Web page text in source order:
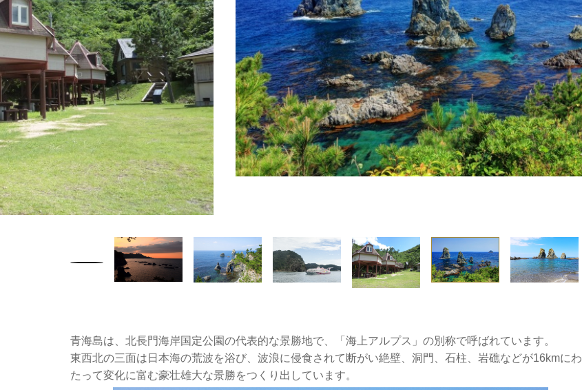
青海島は、北長門海岸国定公園の代表的な景勝地で、「海上アルプス」の別称で呼ばれています。
東西北の三面は日本海の荒波を浴び、波浪に侵食されて断がい絶壁、洞門、石柱、岩礁などが16kmにわ
たって変化に富む豪壮雄大な景勝をつくり出しています。